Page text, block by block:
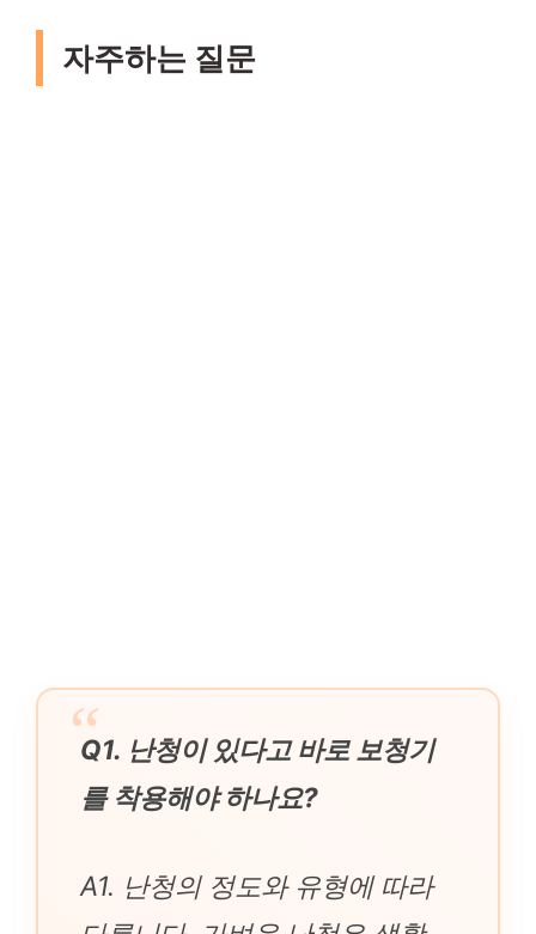
자주하는 질문
Q1. 난청이 있다고 바로 보청기
를 착용해야 하나요?
A1. 난청의 정도와 유형에 따라